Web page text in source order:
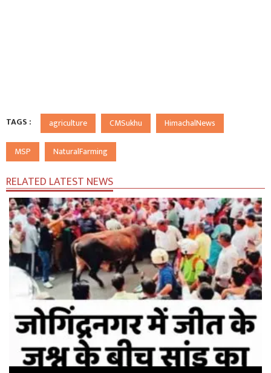
TAGS : agriculture CMSukhu HimachalNews
MSP NaturalFarming
RELATED LATEST NEWS